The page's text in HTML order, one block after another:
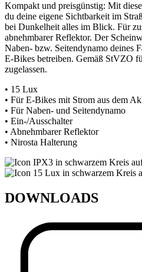
Kompakt und preisgünstig: Mit
du deine eigene Sichtbarkeit im
bei Dunkelheit alles im Blick. Für
abnehmbarer Reflektor. Der
Naben- bzw. Seitendynamo deines
E-Bikes betreiben. Gemäß StVZO
zugelassen.
• 15 Lux
• Für E-Bikes mit Strom aus dem
• Für Naben- und Seitendynamo
• Ein-/Ausschalter
• Abnehmbarer Reflektor
• Nirosta Halterung
DOWNLOADS